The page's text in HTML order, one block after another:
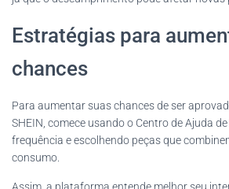
Estratégias para
chances
Para aumentar suas chances de ser
SHEIN, comece usando o Centro de Ajuda
frequência e escolhendo peças que
consumo.